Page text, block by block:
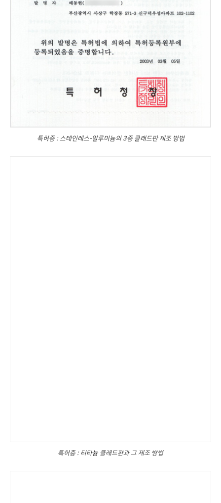
특허증 : 스테인레스-알루미늄의 3중 클래드판 제조 방법
특허증 : 티타늄 클래드판과 그 제조 방법